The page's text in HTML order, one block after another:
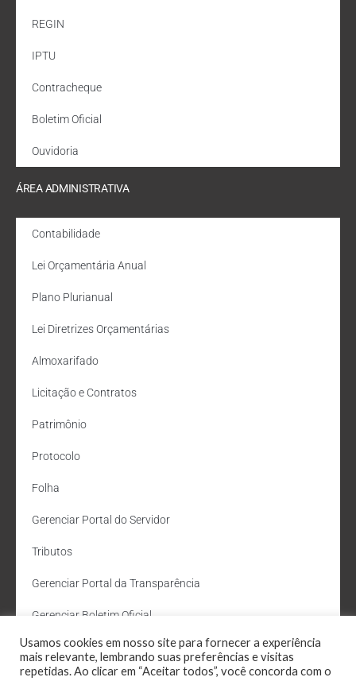
REGIN
IPTU
Contracheque
Boletim Oficial
Ouvidoria
ÁREA ADMINISTRATIVA
Contabilidade
Lei Orçamentária Anual
Plano Plurianual
Lei Diretrizes Orçamentárias
Almoxarifado
Licitação e Contratos
Patrimônio
Protocolo
Folha
Gerenciar Portal do Servidor
Tributos
Gerenciar Portal da Transparência
Gerenciar Boletim Oficial
Departamento de Água e Esgoto
Usamos cookies em nosso site para fornecer a experiência
mais relevante, lembrando suas preferências e visitas
repetidas. Ao clicar em “Aceitar todos”, você concorda com o